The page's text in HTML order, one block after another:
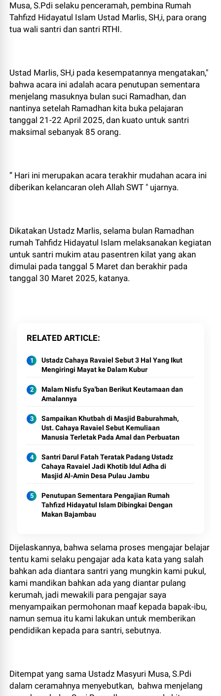
Musa, S.Pdi selaku penceramah, pembina Rumah
Tahfizd Hidayatul Islam Ustad Marlis, SH,i, para orang
tua wali santri dan santri RTHI.
Ustad Marlis, SH,i pada kesempatannya mengatakan,"
bahwa acara ini adalah acara penutupan sementara
menjelang masuknya bulan suci Ramadhan, dan
nantinya setelah Ramadhan kita buka pelajaran
tanggal 21-22 April 2025, dan kuato untuk santri
maksimal sebanyak 85 orang.
” Hari ini merupakan acara terakhir mudahan acara ini
diberikan kelancaran oleh Allah SWT " ujarnya.
Dikatakan Ustadz Marlis, selama bulan Ramadhan
rumah Tahfidz Hidayatul Islam melaksanakan kegiatan
untuk santri mukim atau pasentren kilat yang akan
dimulai pada tanggal 5 Maret dan berakhir pada
tanggal 30 Maret 2025, katanya.
RELATED ARTICLE
Ustadz Cahaya Ravaiel Sebut 3 Hal Yang Ikut
Mengiringi Mayat ke Dalam Kubur
Malam Nisfu Sya'ban Berikut Keutamaan dan
Amalannya
Sampaikan Khutbah di Masjid Baburahmah,
Ust. Cahaya Ravaiel Sebut Kemuliaan
Manusia Terletak Pada Amal dan Perbuatan
Santri Darul Fatah Teratak Padang Ustadz
Cahaya Ravaiel Jadi Khotib Idul Adha di
Masjid Al-Amin Desa Pulau Jambu
Penutupan Sementara Pengajian Rumah
Tahfizd Hidayatul Islam Dibingkai Dengan
Makan Bajambau
Dijelaskannya, bahwa selama proses mengajar belajar
tentu kami selaku pengajar ada kata kata yang salah
bahkan ada diantara santri yang mungkin kami pukul,
kami mandikan bahkan ada yang diantar pulang
kerumah, jadi mewakili para pengajar saya
menyampaikan permohonan maaf kepada bapak-ibu,
namun semua itu kami lakukan untuk memberikan
pendidikan kepada para santri, sebutnya.
Ditempat yang sama Ustadz Masyuri Musa, S.Pdi
dalam ceramahnya menyebutkan, bahwa menjelang